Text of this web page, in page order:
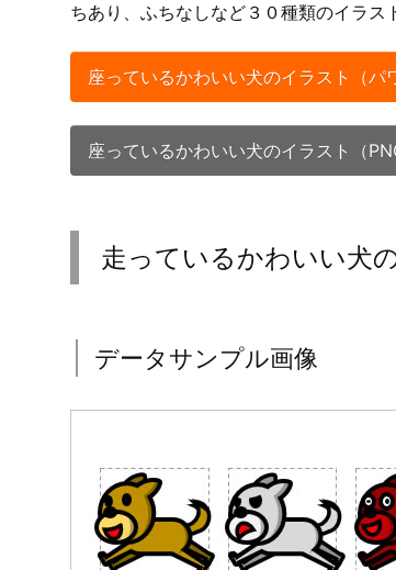
ちあり、ふちなしなど３０種類のイラス
座っているかわいい犬のイラスト（パ
座っているかわいい犬のイラスト（
走っているかわいい犬
データサンプル画像